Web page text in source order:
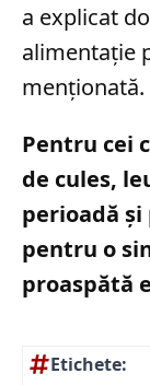
a explicat
alimentație
menționată.
Pentru cei
de cules,
perioadă
pentru o
proaspătă
Etichete: